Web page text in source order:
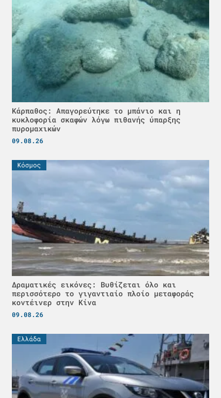
Κάρπαθος: Απαγορεύτηκε το μπάνιο και η
κυκλοφορία σκαφών λόγω πιθανής ύπαρξης
πυρομαχικών
09.08.26
Κόσμος
Δραματικές εικόνες: Βυθίζεται όλο και
περισσότερο το γιγαντιαίο πλοίο μεταφοράς
κοντέινερ στην Κίνα
09.08.26
Ελλάδα